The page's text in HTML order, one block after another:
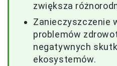
zwiększa
Zanieczyszczenie
problemów
negatywnych
ekosystemów.